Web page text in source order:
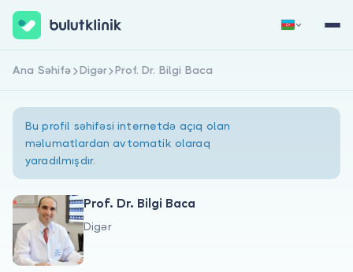
Haqqımızda
Xəstələr üçün
Qeydiyyat
Ana Səhifə Digər Prof. Dr. Bilgi Baca
Bu profil səhifəsi internetdə açıq olan
məlumatlardan avtomatik olaraq
yaradılmışdır.
Prof. Dr. Bilgi Baca
Digər